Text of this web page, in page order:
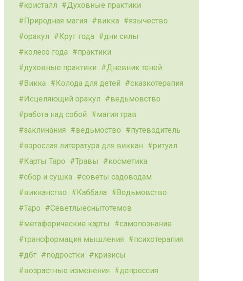
кристалл
Духовные практики
Природная магия
викка
язычество
оракул
Круг года
дни силы
колесо года
практики
духовные практики
Дневник теней
Викка
Колода для детей
сказкотерапия
Исцеляющий оракул
ведьмовство
работа над собой
магия трав
заклинания
ведьмоство
путеводитель
взрослая литература для виккан
ритуал
Карты Таро
Травы
косметика
сбор и сушка
советы садоводам
викканство
Каббала
Ведьмовство
Таро
Севетлыеснытотемов
метафорические карты
самопознание
трансформация мышления
психотерапия
дбт
подростки
кризисы
возрастные изменения
депрессия